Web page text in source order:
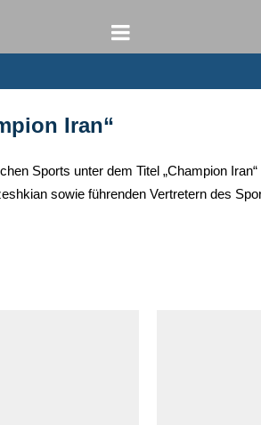
Iran“
Sports unter dem Titel „Champion
sowie führenden Vertretern des